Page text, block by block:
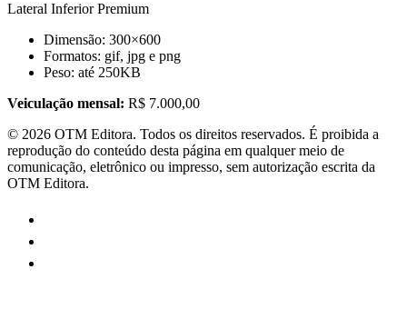
Lateral Inferior Premium
Dimensão: 300×600
Formatos: gif, jpg e png
Peso: até 250KB
Veiculação mensal: R$ 7.000,00
© 2026 OTM Editora. Todos os direitos reservados. É proibida a
reprodução do conteúdo desta página em qualquer meio de
comunicação, eletrônico ou impresso, sem autorização escrita da
OTM Editora.